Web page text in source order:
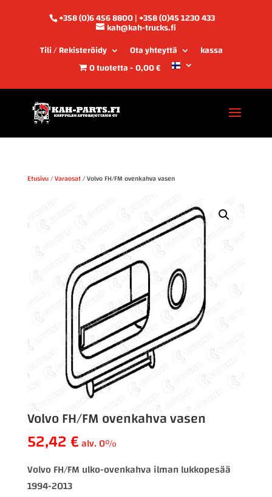
+358 (0)6 456 8800 | +358 (0)45 1230 433
kah@kah-trucks.fi
Tili / Rekisteröidy
Ota yhteyttä
kassa
0 tuotetta 0,00 €
Etusivu/Varaosat/ Volvo FH/FM ovenkahva vasen
Volvo FH/FM ovenkahva vasen
52,42€alv. 0%
Volvo FH/FM ulko-ovenkahva ilman lukkopesää
1994-2013